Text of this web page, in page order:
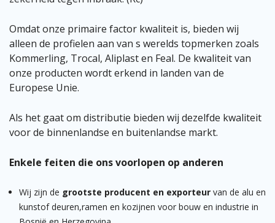
Omdat onze primaire factor kwaliteit is, bieden wij
alleen de profielen aan van s werelds topmerken zoals
Kommerling, Trocal, Aliplast en Feal. De kwaliteit van
onze producten wordt erkend in landen van de
Europese Unie.
Als het gaat om distributie bieden wij dezelfde kwaliteit
voor de binnenlandse en buitenlandse markt.
Enkele feiten die ons voorlopen op anderen
Wij zijn de grootste producent en exporteur van de alu en
kunstof deuren,ramen en kozijnen voor bouw en industrie in